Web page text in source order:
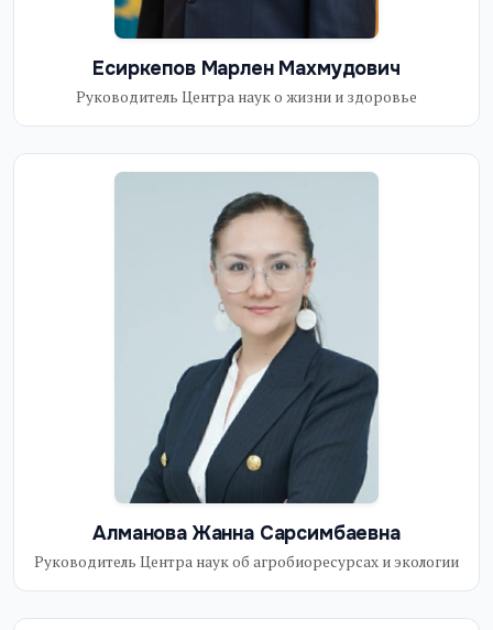
Есиркепов Марлен Махмудович
Руководитель Центра наук о жизни и здоровье
Алманова Жанна Сарсимбаевна
Руководитель Центра наук об агробиоресурсах и экологии